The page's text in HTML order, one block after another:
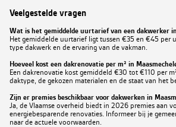
Veelgestelde vragen
Wat is het gemiddelde uurtarief van een dakwerker
Het gemiddelde uurtarief ligt tussen €35 en €45 per
type dakwerk en de ervaring van de vakman.
Hoeveel kost een dakrenovatie per m² in
Een dakrenovatie kost gemiddeld €30 tot €110 per
daktype, de gekozen materialen en de staat van het
Zijn er premies beschikbaar voor dakwerken in
Ja, de Vlaamse overheid biedt in 2026 premies aan
energiebesparende renovaties. Informeer bij je
naar de actuele voorwaarden.